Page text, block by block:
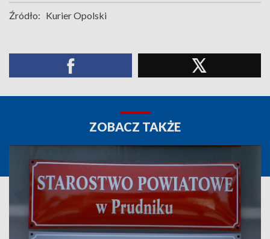
Źródło: Kurier Opolski
ZOBACZ TAKŻE